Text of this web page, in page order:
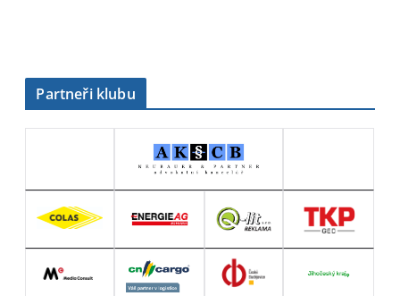
Partneři klubu